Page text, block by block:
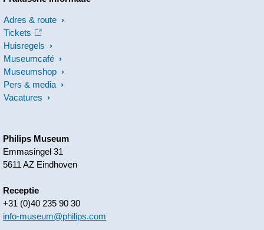
Adres & route
Tickets
Huisregels
Museumcafé
Museumshop
Pers & media
Vacatures
Philips Museum
Emmasingel 31
5611 AZ Eindhoven
Receptie
+31 (0)40 235 90 30
info-museum@philips.com